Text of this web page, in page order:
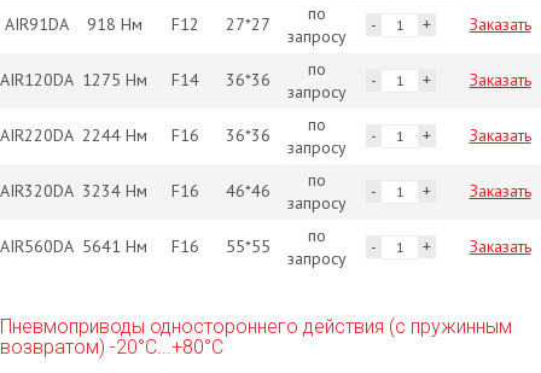
AIR91DA 918 Нм F12 27*27
по
запросу
Заказать
AIR120DA 1275 Нм F14 36*36
по
запросу
Заказать
AIR220DA 2244 Нм F16 36*36
по
запросу
Заказать
AIR320DA 3234 Нм F16 46*46
по
запросу
Заказать
AIR560DA 5641 Нм F16 55*55
по
запросу
Заказать
Пневмоприводы одностороннего действия (с пружинным
возвратом) -20°С...+80°С